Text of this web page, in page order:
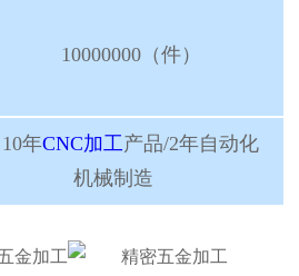
10000000（件）
10年CNC加工产品/2年自动化
机械制造